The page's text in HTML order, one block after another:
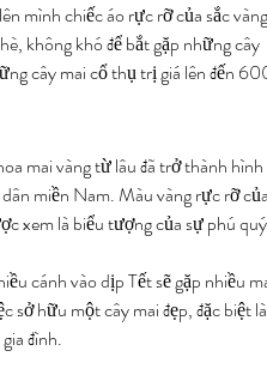
mình chiếc áo rực rỡ của sắc vàng
không khó để bắt gặp những cây
cây mai cổ thụ trị giá lên đến
mai vàng từ lâu đã trở thành hình
miền Nam. Màu vàng rực rỡ của
xem là biểu tượng của sự phú
cánh vào dịp Tết sẽ gặp nhiều
sở hữu một cây mai đẹp, đặc biệt là
đình.